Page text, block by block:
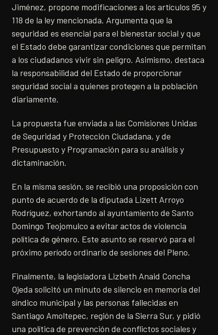
Jiménez, propone modificaciones a los artículos 95 y
118 de la ley mencionada. Argumenta que la
seguridad es esencial para el bienestar social y que
el Estado debe garantizar condiciones que permitan
a los ciudadanos vivir sin peligro. Asimismo, destaca
la responsabilidad del Estado de proporcionar
seguridad social a quienes protegen a la población
diariamente.
La propuesta fue enviada a las Comisiones Unidas
de Seguridad y Protección Ciudadana, y de
Presupuesto y Programación para su análisis y
dictaminación.
En la misma sesión, se recibió una proposición con
punto de acuerdo de la diputada Lizett Arroyo
Rodríguez, exhortando al ayuntamiento de Santo
Domingo Teojomulco a evitar actos de violencia
política de género. Este asunto se reservó para el
próximo período ordinario de sesiones del Pleno.
Finalmente, la legisladora Lizbeth Anaid Concha
Ojeda solicitó un minuto de silencio en memoria del
síndico municipal y las personas fallecidas en
Santiago Amoltepec, región de la Sierra Sur, y pidió
una política de prevención de conflictos sociales y